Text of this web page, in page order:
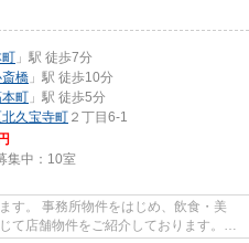
」駅 徒歩7分
橋 」駅 徒歩10分
町 」駅 徒歩5分
北久宝寺町 ２丁目6-1
集中： 10室
す。 事務所物件をはじめ、飲食・美
て店舗物件をご紹介しております。